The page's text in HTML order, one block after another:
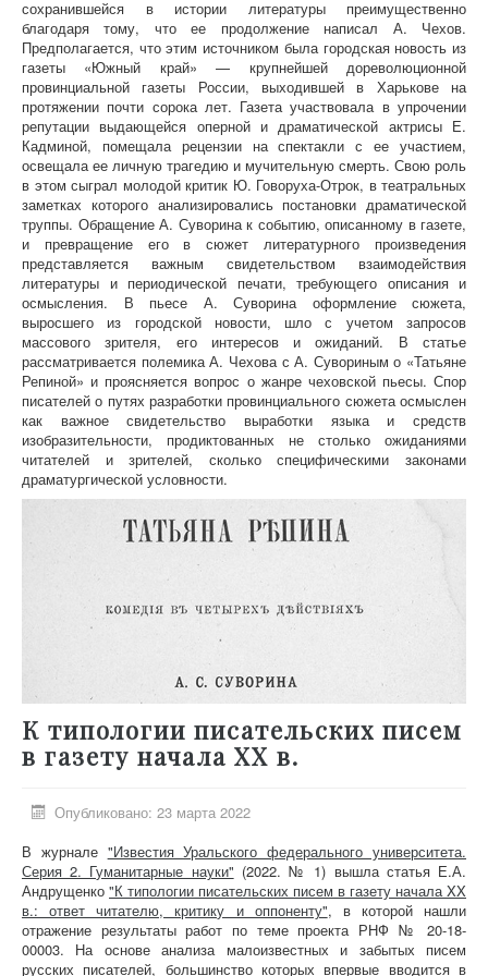
сохранившейся в истории литературы преимущественно
благодаря тому, что ее продолжение написал А. Чехов.
Предполагается, что этим источником была городская новость из
газеты «Южный край» — крупнейшей дореволюционной
провинциальной газеты России, выходившей в Харькове на
протяжении почти сорока лет. Газета участвовала в упрочении
репутации выдающейся оперной и драматической актрисы Е.
Кадминой, помещала рецензии на спектакли с ее участием,
освещала ее личную трагедию и мучительную смерть. Свою роль
в этом сыграл молодой критик Ю. Говоруха-Отрок, в театральных
заметках которого анализировались постановки драматической
труппы. Обращение А. Суворина к событию, описанному в газете,
и превращение его в сюжет литературного произведения
представляется важным свидетельством взаимодействия
литературы и периодической печати, требующего описания и
осмысления. В пьесе А. Суворина оформление сюжета,
выросшего из городской новости, шло с учетом запросов
массового зрителя, его интересов и ожиданий. В статье
рассматривается полемика А. Чехова с А. Сувориным о «Татьяне
Репиной» и проясняется вопрос о жанре чеховской пьесы. Спор
писателей о путях разработки провинциального сюжета осмыслен
как важное свидетельство выработки языка и средств
изобразительности, продиктованных не столько ожиданиями
читателей и зрителей, сколько специфическими законами
драматургической условности.
К типологии писательских писем
в газету начала XX в.
Опубликовано: 23 марта 2022
В журнале "Известия Уральского федерального университета.
Серия 2. Гуманитарные науки" (2022. № 1) вышла статья Е.А.
Андрущенко "К типологии писательских писем в газету начала XX
в.: ответ читателю, критику и оппоненту", в которой нашли
отражение результаты работ по теме проекта РНФ № 20-18-
00003. На основе анализа малоизвестных и забытых писем
русских писателей, большинство которых впервые вводится в